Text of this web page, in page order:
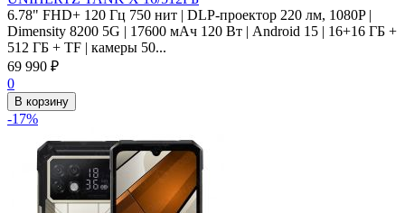
6.78" FHD+ 120 Гц 750 нит | DLP-проектор 220 лм, 1080P |
Dimensity 8200 5G | 17600 мАч 120 Вт | Android 15 | 16+16 ГБ +
512 ГБ + TF | камеры 50...
69 990 ₽
0
В корзину
-17%